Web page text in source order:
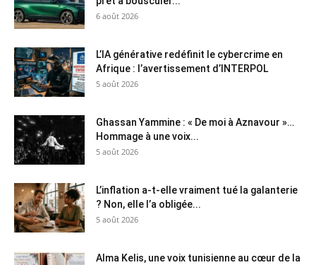
6 août 2026
L’IA générative redéfinit le cybercrime en
Afrique : l’avertissement d’INTERPOL
5 août 2026
Ghassan Yammine : « De moi à Aznavour »…
Hommage à une voix...
5 août 2026
L’inflation a-t-elle vraiment tué la galanterie
? Non, elle l’a obligée...
5 août 2026
Alma Kelis, une voix tunisienne au cœur de la